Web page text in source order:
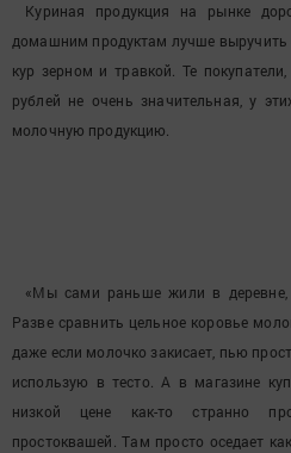
Куриная продукция на рынке
домашним продуктам лучше выручить
кур зерном и травкой. Те
рублей не очень значительная, у
молочную продукцию.
«Мы сами раньше жили в
Разве сравнить цельное коровье
даже если молочко закисает, пью
использую в тесто. А в магазине
низкой цене как-то странно
простоквашей. Там просто оседает